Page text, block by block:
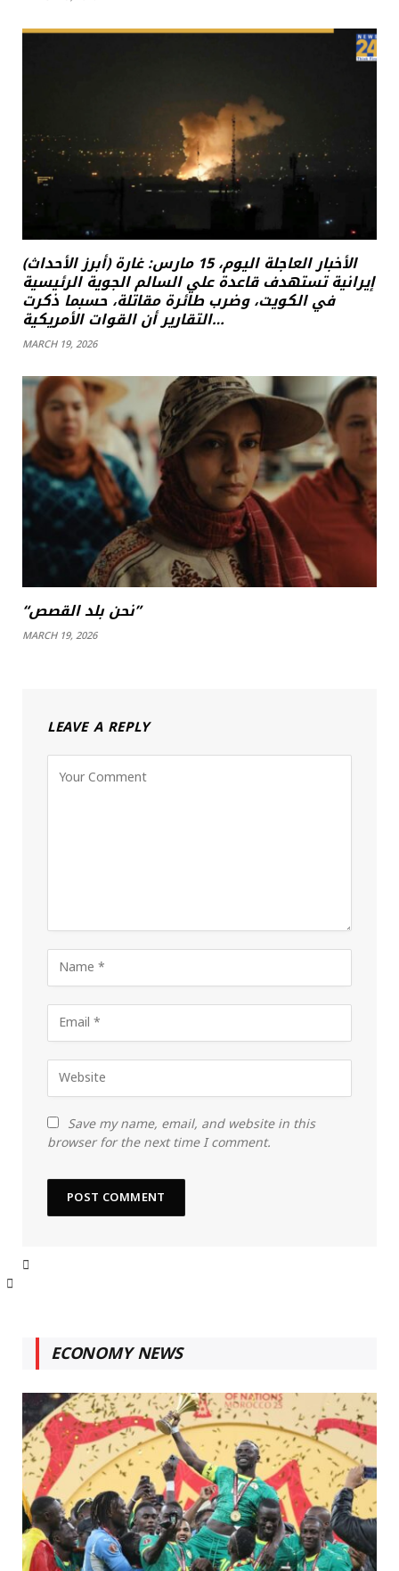
(أبرز الأحداث) الأخبار العاجلة اليوم، 15 مارس: غارة
إيرانية تستهدف قاعدة علي السالم الجوية الرئيسية
في الكويت، وضرب طائرة مقاتلة، حسبما ذكرت
التقارير أن القوات الأمريكية…
MARCH 19, 2026
“نحن بلد القصص”
MARCH 19, 2026
LEAVE A REPLY
Save my name, email, and website in this
browser for the next time I comment.
ECONOMY NEWS